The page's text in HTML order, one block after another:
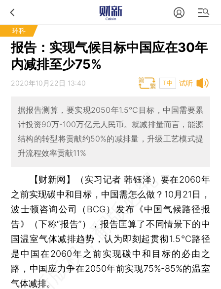
环科
报告：实现气候目标中国应在30年
内减排至少75%
试听
2020年10月22日 13:40 T中
据报告测算，要实现2050年1.5℃目标，中国需要累
计投资90万-100万亿元人民币。就减排量而言，能源
结构的转型将贡献约50%的减排量，升级工艺模式提
升流程效率贡献11%
【财新网】（实习记者 韩钰泽） 要在2060年
之前实现碳中和目标，中国需怎么做？10月21日，
波士顿咨询公司（BCG）发布《中国气候路径报
告》（下称“报告”），报告匡算了不同情景下的中
国温室气体减排趋势，认为即刻起贯彻1.5℃路径
是中国在2060年之前实现碳中和目标的必由之
路，中国应力争在2050年前实现75%-85%的温室
气体减排。